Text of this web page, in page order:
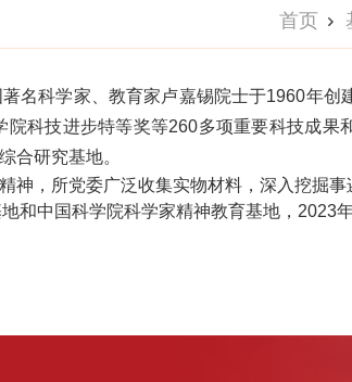
首页
名科学家、教育家卢嘉锡院士于1960年创
科技进步特等奖等260多项重要科技成果
合研究基地。
神，所党委广泛收集实物材料，深入挖掘事
和中国科学院科学家精神教育基地，2023